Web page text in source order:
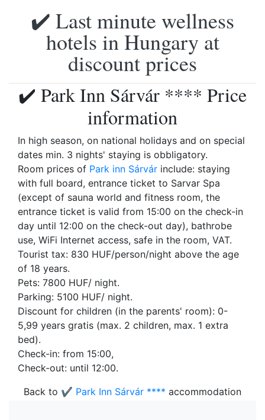
✔️ Last minute wellness
hotels in Hungary at
discount prices
✔️ Park Inn Sárvár **** Price
information
In high season, on national holidays and on special
dates min. 3 nights' staying is obbligatory.
Room prices of Park inn Sárvár include: staying
with full board, entrance ticket to Sarvar Spa
(except of sauna world and fitness room, the
entrance ticket is valid from 15:00 on the check-in
day until 12:00 on the check-out day), bathrobe
use, WiFi Internet access, safe in the room, VAT.
Tourist tax: 830 HUF/person/night above the age
of 18 years.
Pets: 7800 HUF/ night.
Parking: 5100 HUF/ night.
Discount for children (in the parents' room): 0-
5,99 years gratis (max. 2 children, max. 1 extra
bed).
Check-in: from 15:00,
Check-out: until 12:00.
Back to ✔️ Park Inn Sárvár **** accommodation